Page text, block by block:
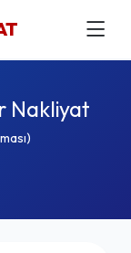
Nakliyat